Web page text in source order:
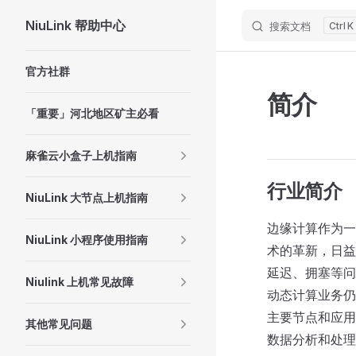
Skip to content
NiuLink 帮助中心 搜索文档 K
官方社群
「重要」河北地区矿主必看
麻雀云小盒子上机指南
NiuLink 大节点上机指南
NiuLink 小程序使用指南
Niulink 上机常见故障
其他常见问题
简介
行业简介
边缘计算作为
术的革新，日
延迟、拥塞等
动态计算业务
主要节点和应
数据分析和处